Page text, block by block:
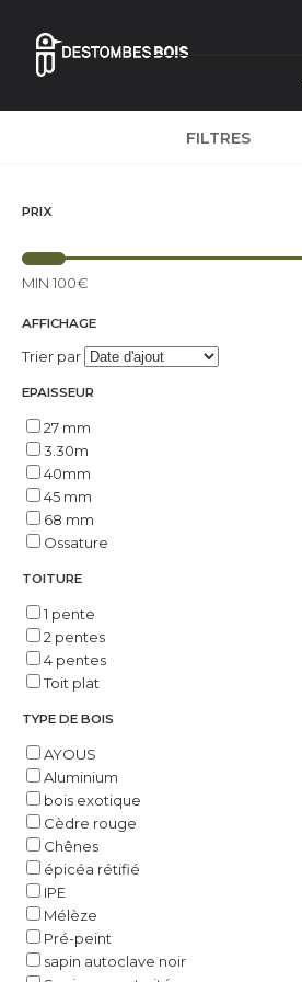
FILTRES
PRIX
MIN 100€
AFFICHAGE
Trier par
EPAISSEUR
27 mm
3.30m
40mm
45 mm
68 mm
Ossature
TOITURE
1 pente
2 pentes
4 pentes
Toit plat
TYPE DE BOIS
AYOUS
Aluminium
bois exotique
Cèdre rouge
Chênes
épicéa rétifié
IPE
Mélèze
Pré-peint
sapin autoclave noir